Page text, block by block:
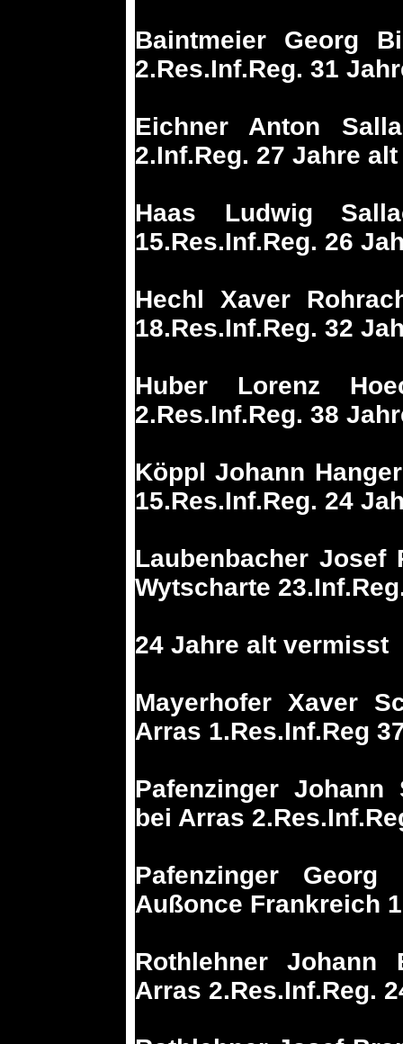
Baintmeier Georg
2.Res.Inf.Reg. 31
Eichner Anton
2.Inf.Reg. 27 Jahre
Haas Ludwig
15.Res.Inf.Reg. 26
Hechl Xaver
18.Res.Inf.Reg. 32
Huber Lorenz
2.Res.Inf.Reg. 38
Köppl Johann
15.Res.Inf.Reg. 24
Laubenbacher Josef
Wytscharte
24 Jahre alt vermisst
Mayerhofer Xaver
Arras 1.Res.Inf.Reg
Pafenzinger Johann
bei Arras
Pafenzinger
Außonce Frankreich
Rothlehner Johann
Arras 2.Res.Inf.Reg.